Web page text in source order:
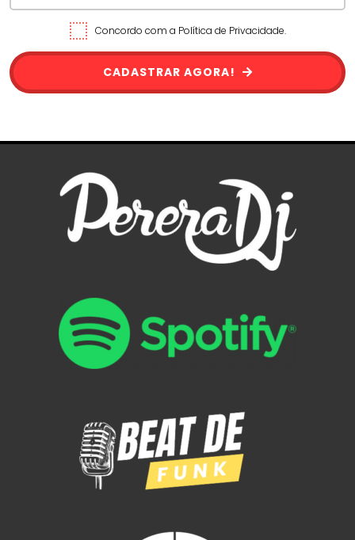
Concordo com a Política de Privacidade.
CADASTRAR AGORA!